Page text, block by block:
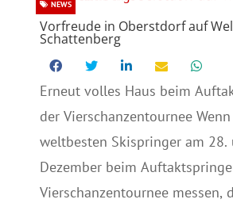
Vorfreude in Oberstdorf auf
Schattenberg
NEWS
Erneut volles Haus beim
der Vierschanzentournee
weltbesten Skispringer am 28.
Dezember beim
Vierschanzentournee messen,